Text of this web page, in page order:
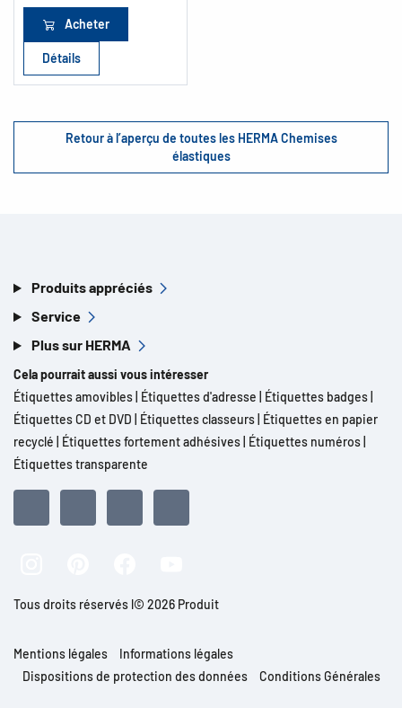
Acheter
Détails
Retour à l’aperçu de toutes les HERMA Chemises
élastiques
Produits appréciés
Service
Plus sur HERMA
Cela pourrait aussi vous intéresser
Étiquettes amovibles Étiquettes d'adresse Étiquettes badges
Étiquettes CD et DVD
Étiquettes classeurs Étiquettes en papier
recyclé
Étiquettes fortement adhésives Étiquettes numéros
Étiquettes transparente
Tous droits réservés l© 2026 Produit
Mentions légales
Informations légales
Dispositions de protection des données
Conditions Générales